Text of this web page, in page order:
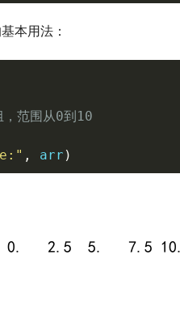
本用法：
范围从0到10
, arr )